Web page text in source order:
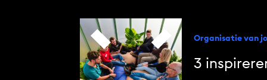
Organisatie van
3